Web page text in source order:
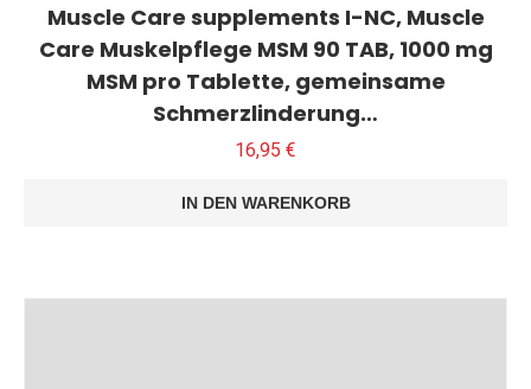
Muscle Care supplements I-NC, Muscle
Care Muskelpflege MSM 90 TAB, 1000 mg
MSM pro Tablette, gemeinsame
Schmerzlinderung…
16,95 €
IN DEN WARENKORB